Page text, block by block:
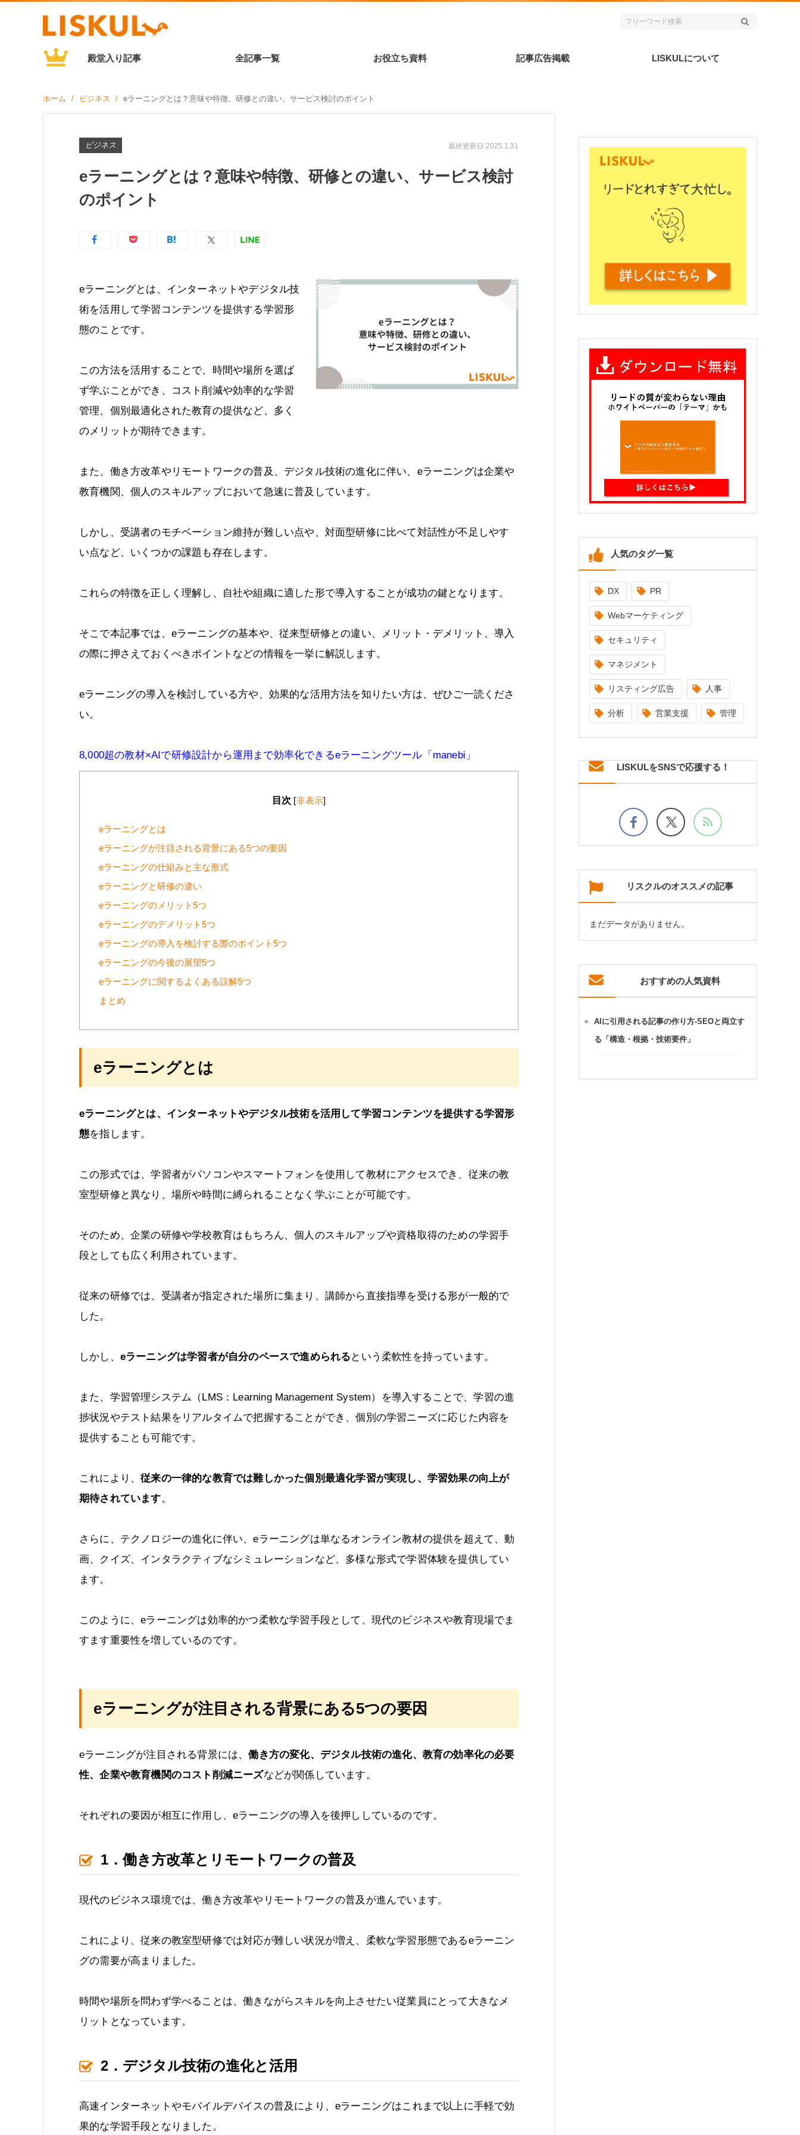
殿堂入り記事 全記事一覧 お役立ち資料 記事広告掲載 LISKULについて
ホーム ビジネス eラーニングとは？意味や特徴、研修との違い、サービス検討のポイント
ビジネス 最終更新日:2025.1.31
eラーニングとは？意味や特徴、研修との違い、サービス検討
のポイント
eラーニングとは、インターネットやデジタル技
術を活用して学習コンテンツを提供する学習形
態のことです。
この方法を活用することで、時間や場所を選ば
ず学ぶことができ、コスト削減や効率的な学習
管理、個別最適化された教育の提供など、多く
のメリットが期待できます。
また、働き方改革やリモートワークの普及、デジタル技術の進化に伴い、eラーニングは企業や
教育機関、個人のスキルアップにおいて急速に普及しています。
しかし、受講者のモチベーション維持が難しい点や、対面型研修に比べて対話性が不足しやす
い点など、いくつかの課題も存在します。
これらの特徴を正しく理解し、自社や組織に適した形で導入することが成功の鍵となります。
そこで本記事では、eラーニングの基本や、従来型研修との違い、メリット・デメリット、導入
の際に押さえておくべきポイントなどの情報を一挙に解説します。
eラーニングの導入を検討している方や、効果的な活用方法を知りたい方は、ぜひご一読くださ
い。
8,000超の教材×AIで研修設計から運用まで効率化できるeラーニングツール「manebi」
目次 [非表示]
eラーニングとは
eラーニングが注目される背景にある5つの要因
eラーニングの仕組みと主な形式
eラーニングと研修の違い
eラーニングのメリット5つ
eラーニングのデメリット5つ
eラーニングの導入を検討する際のポイント5つ
eラーニングの今後の展望5つ
eラーニングに関するよくある誤解5つ
まとめ
eラーニングとは
eラーニングとは、インターネットやデジタル技術を活用して学習コンテンツを提供する学習形
態を指します。
この形式では、学習者がパソコンやスマートフォンを使用して教材にアクセスでき、従来の教
室型研修と異なり、場所や時間に縛られることなく学ぶことが可能です。
そのため、企業の研修や学校教育はもちろん、個人のスキルアップや資格取得のための学習手
段としても広く利用されています。
従来の研修では、受講者が指定された場所に集まり、講師から直接指導を受ける形が一般的で
した。
しかし、 eラーニングは学習者が自分のペースで進められる という柔軟性を持っています。
また、学習管理システム（LMS：Learning Management System）を導入することで、学習の進
捗状況やテスト結果をリアルタイムで把握することができ、個別の学習ニーズに応じた内容を
提供することも可能です。
これにより、従来の一律的な教育では難しかった個別最適化学習が実現し、学習効果の向上が
期待されています。
さらに、テクノロジーの進化に伴い、eラーニングは単なるオンライン教材の提供を超えて、動
画、クイズ、インタラクティブなシミュレーションなど、多様な形式で学習体験を提供してい
ます。
このように、eラーニングは効率的かつ柔軟な学習手段として、現代のビジネスや教育現場でま
すます重要性を増しているのです。
eラーニングが注目される背景にある5つの要因
eラーニングが注目される背景には、働き方の変化、デジタル技術の進化、教育の効率化の必要
性、企業や教育機関のコスト削減ニーズなどが関係しています。
それぞれの要因が相互に作用し、eラーニングの導入を後押ししているのです。
1．働き方改革とリモートワークの普及
現代のビジネス環境では、働き方改革やリモートワークの普及が進んでいます。
これにより、従来の教室型研修では対応が難しい状況が増え、柔軟な学習形態であるeラーニン
グの需要が高まりました。
時間や場所を問わず学べることは、働きながらスキルを向上させたい従業員にとって大きなメ
リットとなっています。
2．デジタル技術の進化と活用
高速インターネットやモバイルデバイスの普及により、eラーニングはこれまで以上に手軽で効
果的な学習手段となりました。
人気のタグ一覧
DX PR
Webマーケティング
セキュリティ
マネジメント
リスティング広告 人事
分析 営業支援 管理
LISKULをSNSで応援する！
リスクルのオススメの記事
まだデータがありません。
おすすめの人気資料
AIに引用される記事の作り方-SEOと両立す
る「構造・根拠・技術要件」